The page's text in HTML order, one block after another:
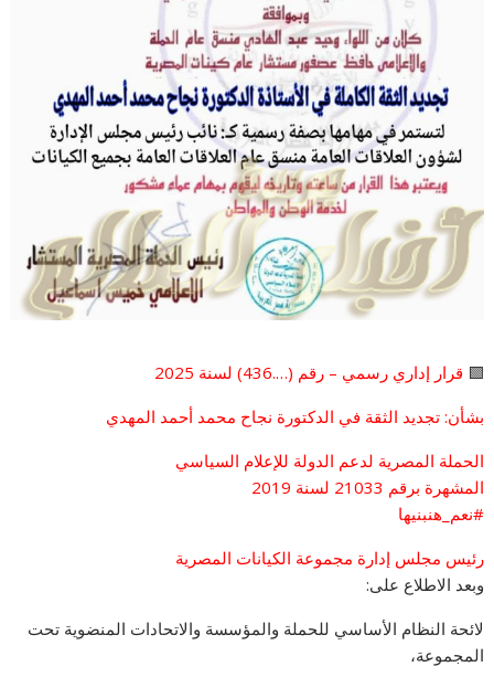
🟩 قرار إداري رسمي – رقم (….436) لسنة 2025
بشأن: تجديد الثقة في الدكتورة نجاح محمد أحمد المهدي
الحملة المصرية لدعم الدولة للإعلام السياسي
المشهرة برقم 21033 لسنة 2019
#نعم_هنبنيها
رئيس مجلس إدارة مجموعة الكيانات المصرية
وبعد الاطلاع على:
لائحة النظام الأساسي للحملة والمؤسسة والاتحادات المنضوية تحت
المجموعة،